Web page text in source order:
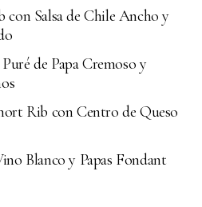
encantó cómo combina
pm
con Salsa de Chile Ancho y
de Papa Cremoso y
Rib con Centro de Queso
Blanco y Papas Fondant